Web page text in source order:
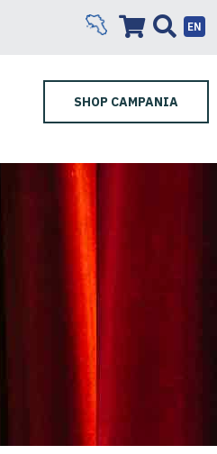
EN
SHOP CAMPANIA